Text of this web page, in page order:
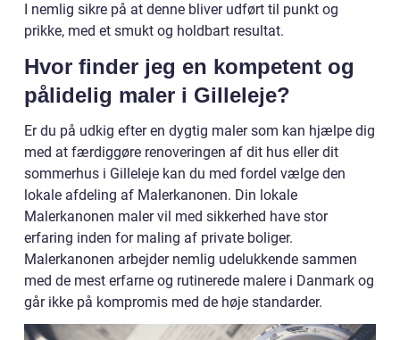
I nemlig sikre på at denne bliver udført til punkt og
prikke, med et smukt og holdbart resultat.
Hvor finder jeg en kompetent og
pålidelig maler i Gilleleje?
Er du på udkig efter en dygtig maler som kan hjælpe dig
med at færdiggøre renoveringen af dit hus eller dit
sommerhus i Gilleleje kan du med fordel vælge den
lokale afdeling af Malerkanonen. Din lokale
Malerkanonen maler vil med sikkerhed have stor
erfaring inden for maling af private boliger.
Malerkanonen arbejder nemlig udelukkende sammen
med de mest erfarne og rutinerede malere i Danmark og
går ikke på kompromis med de høje standarder.